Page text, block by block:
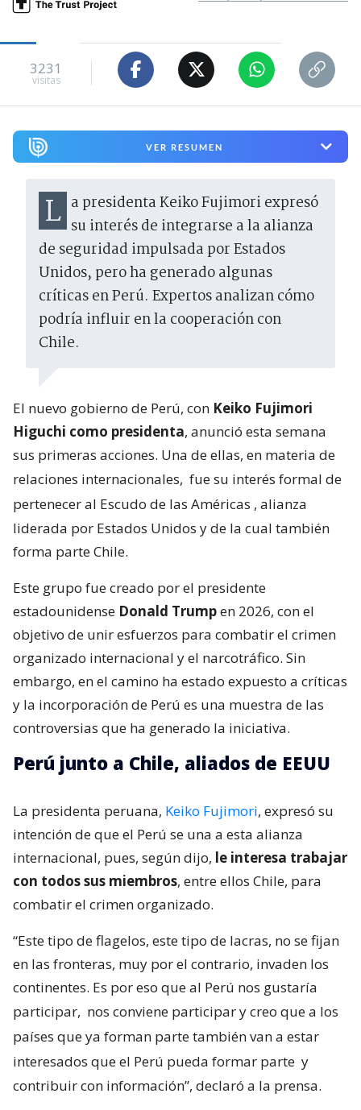
3231
visitas
VER RESUMEN
La presidenta Keiko Fujimori expresó su interés de integrarse a la alianza
de seguridad impulsada por Estados
Unidos, pero ha generado algunas
críticas en Perú. Expertos analizan cómo
podría influir en la cooperación con
Chile.
El nuevo gobierno de Perú, con Keiko Fujimori
Higuchi como presidenta, anunció esta semana
sus primeras acciones. Una de ellas, en materia de
relaciones internacionales, fue su interés formal de
pertenecer al Escudo de las Américas , alianza
liderada por Estados Unidos y de la cual también
forma parte Chile.
Este grupo fue creado por el presidente
estadounidense Donald Trumpen 2026, con el
objetivo de unir esfuerzos para combatir el crimen
organizado internacional y el narcotráfico. Sin
embargo, en el camino ha estado expuesto a críticas
y la incorporación de Perú es una muestra de las
controversias que ha generado la iniciativa.
Perú junto a Chile, aliados de EEUU
La presidenta peruana, Keiko Fujimori, expresó su
intención de que el Perú se una a esta alianza
internacional, pues, según dijo, le interesa trabajar
con todos sus miembros, entre ellos Chile, para
combatir el crimen organizado.
“Este tipo de flagelos, este tipo de lacras, no se fijan
en las fronteras, muy por el contrario, invaden los
continentes. Es por eso que al Perú nos gustaría
participar, nos conviene participar y creo que a los
países que ya forman parte también van a estar
interesados que el Perú pueda formar parte y
contribuir con información”, declaró a la prensa.